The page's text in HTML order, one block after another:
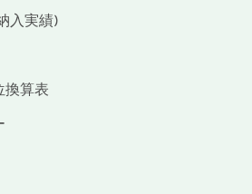
入実績)
換算表